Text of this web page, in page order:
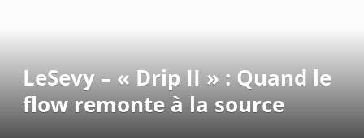
LeSevy – « Drip II » : Quand le
flow remonte à la source